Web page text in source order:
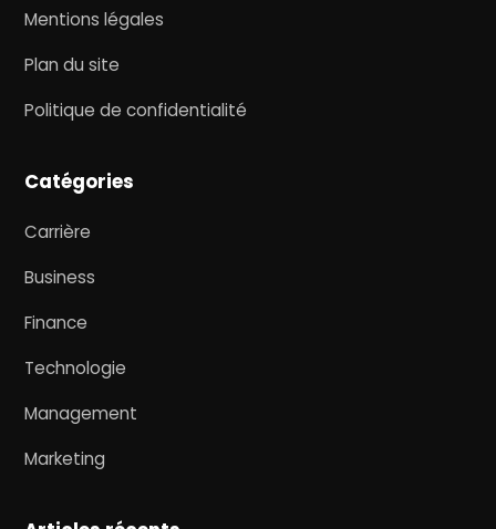
Mentions légales
Plan du site
Politique de confidentialité
Catégories
Carrière
Business
Finance
Technologie
Management
Marketing